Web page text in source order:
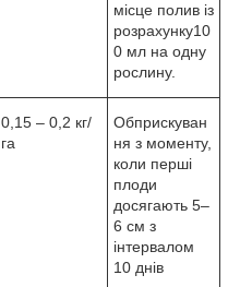
місце полив із
розрахунку10
0 мл на одну
рослину.
0,15 – 0,2 кг/
га
Обприскуван
ня з моменту,
коли перші
плоди
досягають 5–
6 см з
інтервалом
10 днів